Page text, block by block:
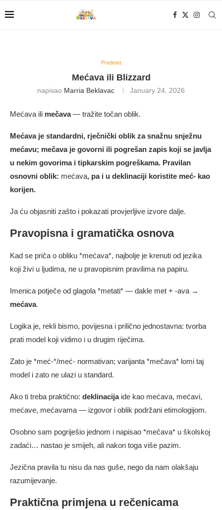
Predmet
Mećava ili Blizzard
napisao Marria Beklavac January 24, 2026
Mećava ili mečava— tražite točan oblik.
Mećava je standardni, rječnički oblik za snažnu snježnu
mećavu; mečava je govorni ili pogrešan zapis koji se javlja
u nekim govorima i tipkarskim pogreškama. Pravilan
osnovni oblik: mećava, pa i u deklinaciji koristite meć- kao
korijen.
Ja ću objasniti zašto i pokazati provjerljive izvore dalje.
Pravopisna i gramatička osnova
Kad se priča o obliku *mećava*, najbolje je krenuti od jezika
koji živi u ljudima, ne u pravopisnim pravilima na papiru.
Imenica potječe od glagola *metati* — dakle met + -ava →
mećava.
Logika je, rekli bismo, povijesna i prilično jednostavna: tvorba
prati model koji vidimo i u drugim riječima.
Zato je *meć-*/meć- normativan; varijanta *mečava* lomi taj
model i zato ne ulazi u standard.
Ako ti treba praktično: deklinacijaide kao mećava, mećavi,
mećave, mećavama — izgovor i oblik podržani etimologijom.
Osobno sam pogriješio jednom i napisao *mečava* u školskoj
zadaći… nastao je smijeh, ali nakon toga više pazim.
Jezična pravila tu nisu da nas guše, nego da nam olakšaju
razumijevanje.
Praktična primjena u rečenicama